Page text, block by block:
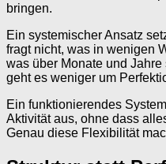
bringen.
Ein systemischer Ansatz
fragt nicht, was in wenigen
was über Monate und
geht es weniger um
Ein funktionierendes
Aktivität aus, ohne dass
Genau diese Flexibilität